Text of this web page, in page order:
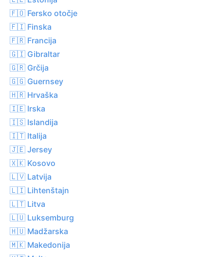
🇫🇴 Fersko otočje
🇫🇮 Finska
🇫🇷 Francija
🇬🇮 Gibraltar
🇬🇷 Grčija
🇬🇬 Guernsey
🇭🇷 Hrvaška
🇮🇪 Irska
🇮🇸 Islandija
🇮🇹 Italija
🇯🇪 Jersey
🇽🇰 Kosovo
🇱🇻 Latvija
🇱🇮 Lihtenštajn
🇱🇹 Litva
🇱🇺 Luksemburg
🇭🇺 Madžarska
🇲🇰 Makedonija